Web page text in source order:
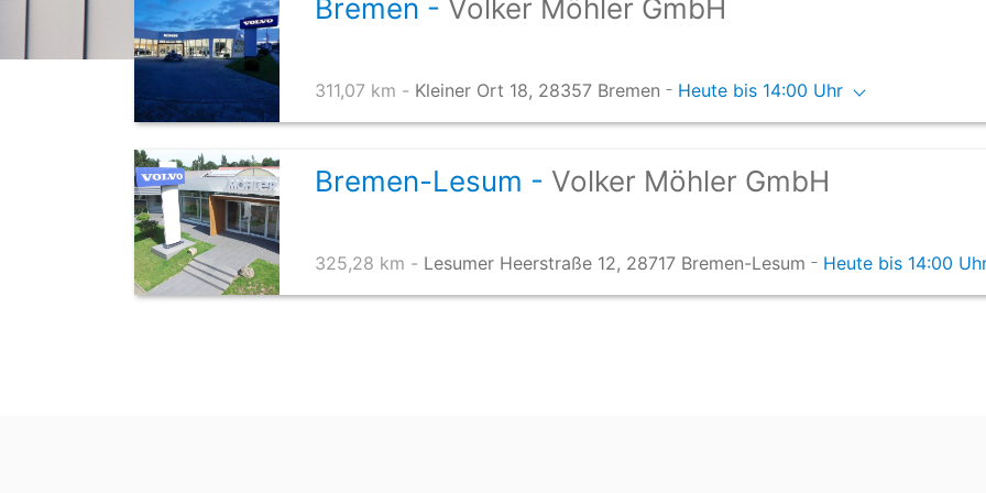
Bremen - Volker Möhler GmbH
311,07 km - Kleiner Ort 18, 28357 Bremen - Heute bis 14:00 Uhr
Bremen-Lesum - Volker Möhler GmbH
325,28 km - Lesumer Heerstraße 12, 28717 Bremen-Lesum - Heute bis 14:00